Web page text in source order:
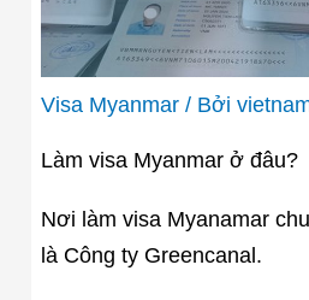
Visa Myanmar/ Bởi
Làm visa Myanmar ở đâu?
Nơi làm visa Myanamar
là Công ty Greencanal.